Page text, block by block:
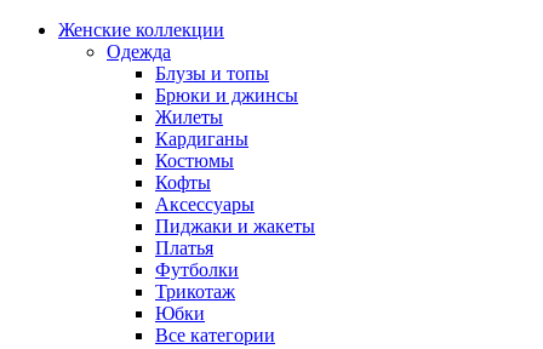
Женские коллекции
Одежда
Блузы и топы
Брюки и джинсы
Жилеты
Кардиганы
Костюмы
Кофты
Аксессуары
Пиджаки и жакеты
Платья
Футболки
Трикотаж
Юбки
Все категории